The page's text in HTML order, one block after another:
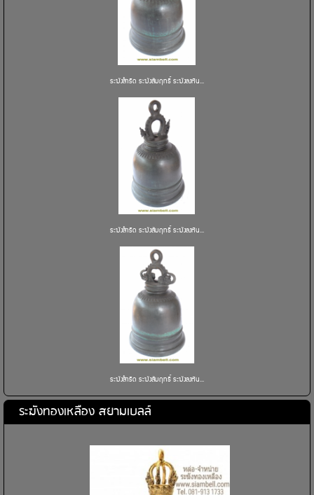
ระฆังสำริด ระฆังสัมฤทธิ์ ระฆังลงหิน...
ระฆังสำริด ระฆังสัมฤทธิ์ ระฆังลงหิน...
ระฆังสำริด ระฆังสัมฤทธิ์ ระฆังลงหิน...
ระฆังทองเหลือง สยามเบลล์